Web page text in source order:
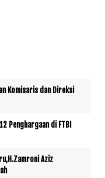
Komisaris dan Direksi
Penghargaan di FTBI
Aziz